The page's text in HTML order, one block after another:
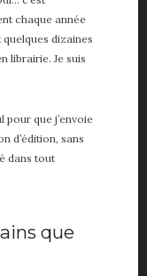
chaque année
dizaines
librairie. Je suis
pour que j’envoie
d’édition, sans
dans tout
que